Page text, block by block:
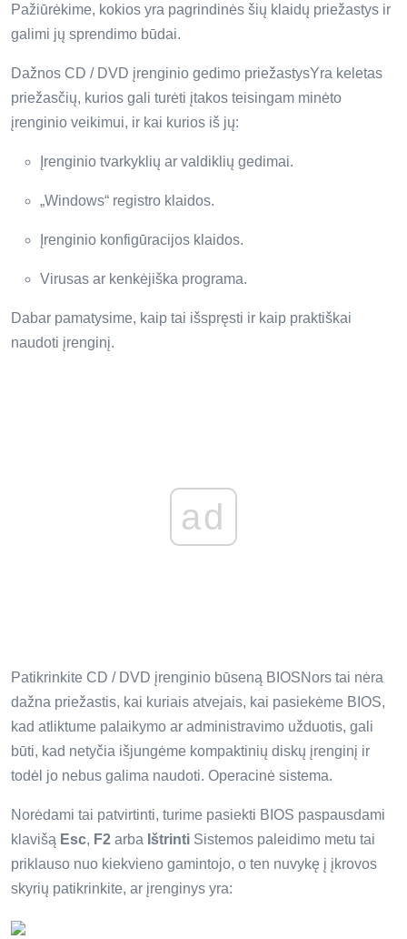
Pažiūrėkime, kokios yra pagrindinės šių klaidų priežastys ir
galimi jų sprendimo būdai.
Dažnos CD / DVD įrenginio gedimo priežastysYra keletas
priežasčių, kurios gali turėti įtakos teisingam minėto
įrenginio veikimui, ir kai kurios iš jų:
Įrenginio tvarkyklių ar valdiklių gedimai.
„Windows“ registro klaidos.
Įrenginio konfigūracijos klaidos.
Virusas ar kenkėjiška programa.
Dabar pamatysime, kaip tai išspręsti ir kaip praktiškai
naudoti įrenginį.
ad
Patikrinkite CD / DVD įrenginio būseną BIOSNors tai nėra
dažna priežastis, kai kuriais atvejais, kai pasiekėme BIOS,
kad atliktume palaikymo ar administravimo užduotis, gali
būti, kad netyčia išjungėme kompaktinių diskų įrenginį ir
todėl jo nebus galima naudoti. Operacinė sistema.
Norėdami tai patvirtinti, turime pasiekti BIOS paspausdami
klavišą Esc, F2 arba Ištrinti Sistemos paleidimo metu tai
priklauso nuo kiekvieno gamintojo, o ten nuvykę į įkrovos
skyrių patikrinkite, ar įrenginys yra: